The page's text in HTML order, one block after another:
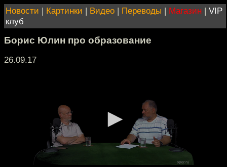
Новости | Картинки | Видео | Переводы | Магазин | VIP
клуб
Борис Юлин про образование
26.09.17